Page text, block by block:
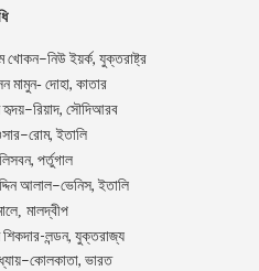
খোকন–নিউ ইয়র্ক, যুক্তরাষ্ট্র
মামুন- দোহা, কাতার
হৃদয়–রিয়াদ, সৌদিআরব
–রোম,ইতালি
লিসবন, পর্তুগাল
আলাল–ভেনিস,ইতালি
মালদ্বীপ
শিকদার-লন্ডন, যুক্তরাজ্য
–কোলকাতা, ভারত